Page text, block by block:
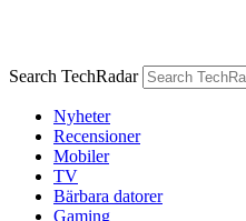
Search TechRadar
Nyheter
Recensioner
Mobiler
TV
Bärbara datorer
Gaming